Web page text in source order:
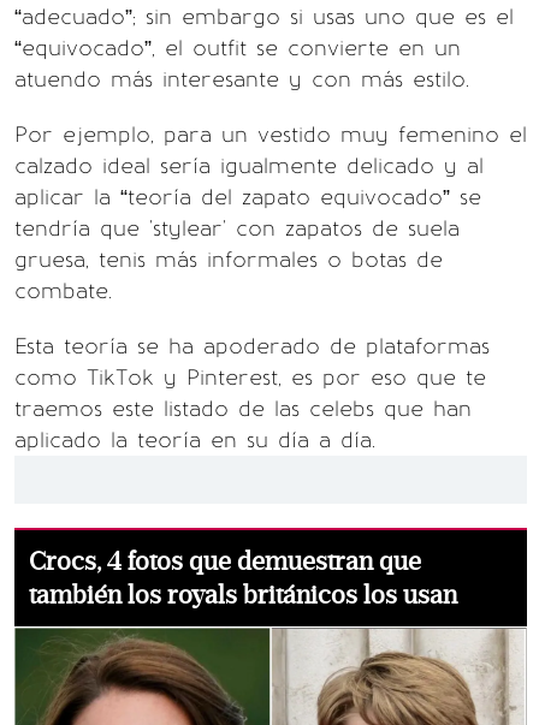
“adecuado”; sin embargo si usas uno que es el
“equivocado”, el outfit se convierte en un
atuendo más interesante y con más estilo.
Por ejemplo, para un vestido muy femenino el
calzado ideal sería igualmente delicado y al
aplicar la “teoría del zapato equivocado” se
tendría que 'stylear' con zapatos de suela
gruesa, tenis más informales o botas de
combate.
Esta teoría se ha apoderado de plataformas
como TikTok y Pinterest, es por eso que te
traemos este listado de las celebs que han
aplicado la teoría en su día a día.
Crocs, 4 fotos que demuestran que
también los royals británicos los usan